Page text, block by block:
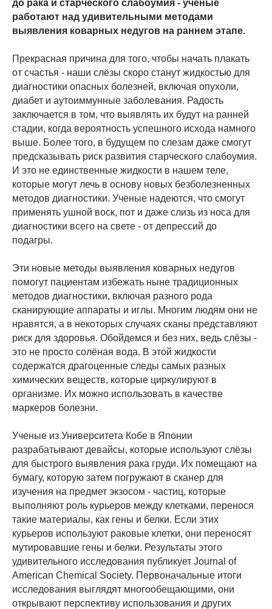
до рака и старческого слабоумия - ученые
работают над удивительными методами
выявления коварных недугов на раннем этапе.
Прекрасная причина для того, чтобы начать плакать
от счастья - наши слёзы скоро станут жидкостью для
диагностики опасных болезней, включая опухоли,
диабет и аутоиммунные заболевания. Радость
заключается в том, что выявлять их будут на ранней
стадии, когда вероятность успешного исхода намного
выше. Более того, в будущем по слезам даже смогут
предсказывать риск развития старческого слабоумия.
И это не единственные жидкости в нашем теле,
которые могут лечь в основу новых безболезненных
методов диагностики. Ученые надеются, что смогут
применять ушной воск, пот и даже слизь из носа для
диагностики всего на свете - от депрессий до
подагры.
Эти новые методы выявления коварных недугов
помогут пациентам избежать ныне традиционных
методов диагностики, включая разного рода
сканирующие аппараты и иглы. Многим людям они не
нравятся, а в некоторых случаях сканы представляют
риск для здоровья. Обойдемся и без них, ведь слёзы -
это не просто солёная вода. В этой жидкости
содержатся драгоценные следы самых разных
химических веществ, которые циркулируют в
организме. Их можно использовать в качестве
маркеров болезни.
Ученые из Университета Кобе в Японии
разрабатывают девайсы, которые используют слёзы
для быстрого выявления рака груди. Их помещают на
бумагу, которую затем погружают в сканер для
изучения на предмет экзосом - частиц, которые
выполняют роль курьеров между клетками, перенося
такие материалы, как гены и белки. Если этих
курьеров используют раковые клетки, они переносят
мутировавшие гены и белки. Результаты этого
удивительного исследования публикует Journal of
American Chemical Society. Первоначальные итоги
исследования выглядят многообещающими, они
открывают перспективу использования и других